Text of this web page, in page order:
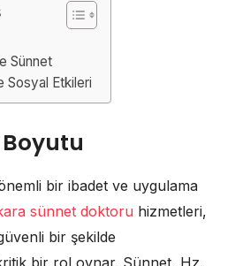
Sünnet
Sosyal Etkileri
bir ibadet ve uygulama
sünnet doktoru hizmetleri,
bir şekilde